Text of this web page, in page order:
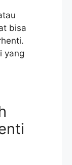
bisa
yang